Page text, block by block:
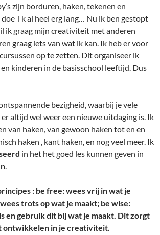
zijn borduren, haken, tekenen en
i k al heel erg lang… Nu ik ben gestopt
ik graag mijn creativiteit met anderen
graag iets van wat ik kan. Ik heb er voor
op te zetten. Dit organiseer ik
kinderen in de basisschool leeftijd. Dus
bezigheid, waarbij je vele
altijd wel weer een nieuwe uitdaging is. Ik
van haken, van gewoon haken tot en en
haken , kant haken, en nog veel meer. Ik
in het het goed les kunnen geven in
.
: be free: wees vrij in wat je
trots op wat je maakt; be wise:
en gebruik dit bij wat je maakt. Dit zorgt
ontwikkelen in je creativiteit.